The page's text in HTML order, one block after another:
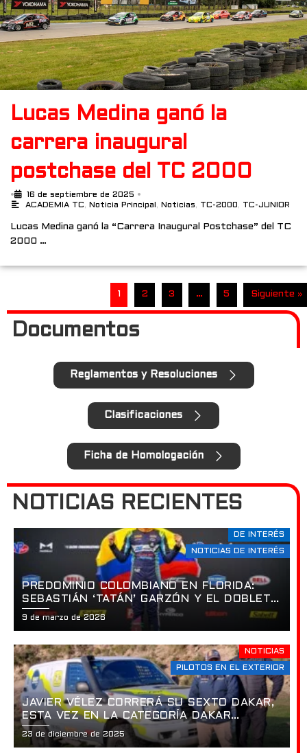
Lucas Medina ganó la
carrera inaugural
postchase del TC 2000
• 16 de septiembre de 2025 •
ACADEMIA TC, Noticia Principal , Noticias, TC-2000, TC-JUNIOR
Lucas Medina ganó la “Carrera Inaugural Postchase” del TC
2000 …
1 2 3 … 5 Siguiente »
Documentos
Reglamentos y Resoluciones
Clasificaciones
Ficha de Homologación
NOTICIAS RECIENTES
DE INTERÉS
NOTICIAS DE INTERÉS
PREDOMINIO COLOMBIANO EN FLORIDA:
SEBASTIÁN ‘TATÁN’ GARZÓN Y EL DOBLETE
HISTÓRICO EN LA APERTURA DE LA
USF2000 EN ST. PETERSBURG
9 de marzo de 2026
NOTICIAS
PILOTOS EN EL EXTERIOR
JAVIER VÉLEZ CORRERÁ SU SEXTO DAKAR,
ESTA VEZ EN LA CATEGORÍA DAKAR
CLASSIC
23 de diciembre de 2025